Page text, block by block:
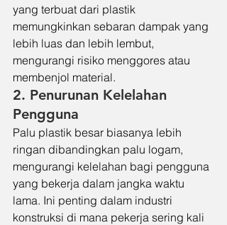
yang terbuat dari plastik
memungkinkan sebaran dampak yang
lebih luas dan lebih lembut,
mengurangi risiko menggores atau
membenjol material.
2. Penurunan Kelelahan
Pengguna
Palu plastik besar biasanya lebih
ringan dibandingkan palu logam,
mengurangi kelelahan bagi pengguna
yang bekerja dalam jangka waktu
lama. Ini penting dalam industri
konstruksi di mana pekerja sering kali